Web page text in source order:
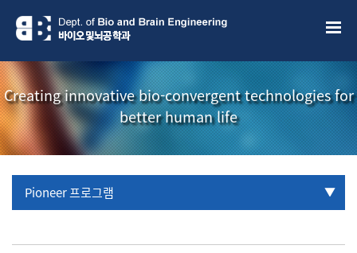
Creating innovative bio-convergent technologies for
better human life
Pioneer 프로그램